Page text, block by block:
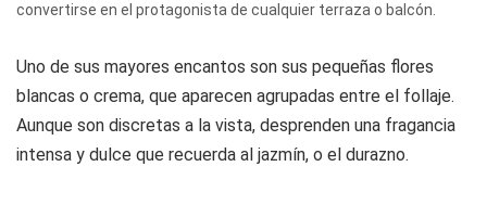
convertirse en el protagonista de cualquier terraza o balcón.
Uno de sus mayores encantos son sus pequeñas flores
blancas o crema, que aparecen agrupadas entre el follaje.
Aunque son discretas a la vista, desprenden una fragancia
intensa y dulce que recuerda al jazmín, o el durazno.